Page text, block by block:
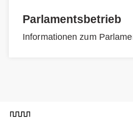
Parlamentsbetrieb
Informationen zum